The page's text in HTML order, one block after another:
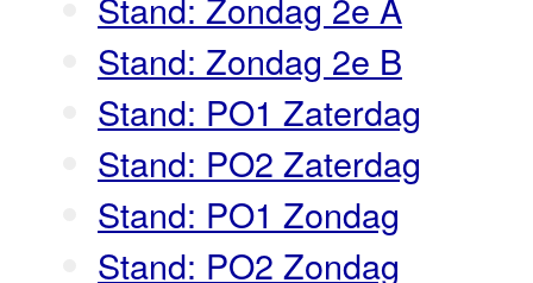
Stand: Zondag 2e B
Stand: PO1 Zaterdag
Stand: PO2 Zaterdag
Stand: PO1 Zondag
Stand: PO2 Zondag